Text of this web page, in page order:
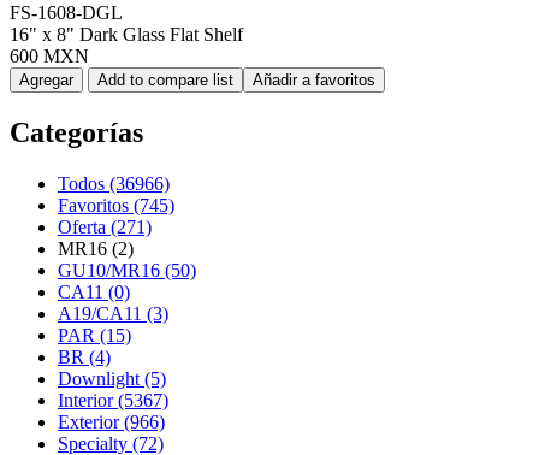
FS-1608-DGL
16" x 8" Dark Glass Flat Shelf
600 MXN
Agregar Add to compare list Añadir a favoritos
Categorías
Todos (36966)
Favoritos (745)
Oferta (271)
MR16 (2)
GU10/MR16 (50)
CA11 (0)
A19/CA11 (3)
PAR (15)
BR (4)
Downlight (5)
Interior (5367)
Exterior (966)
Specialty (72)